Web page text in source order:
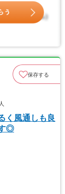
保存する
く風通しも良
◎